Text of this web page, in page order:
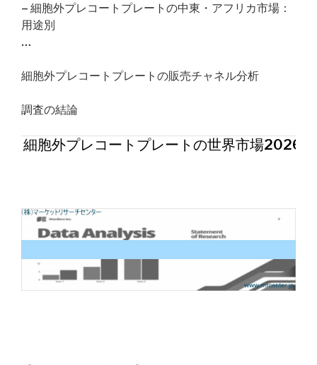
– 細胞外プレコートプレートの中東・アフリカ市場：
用途別
…
細胞外プレコートプレートの販売チャネル分析
調査の結論
細胞外プレコートプレートの世界市場2026年